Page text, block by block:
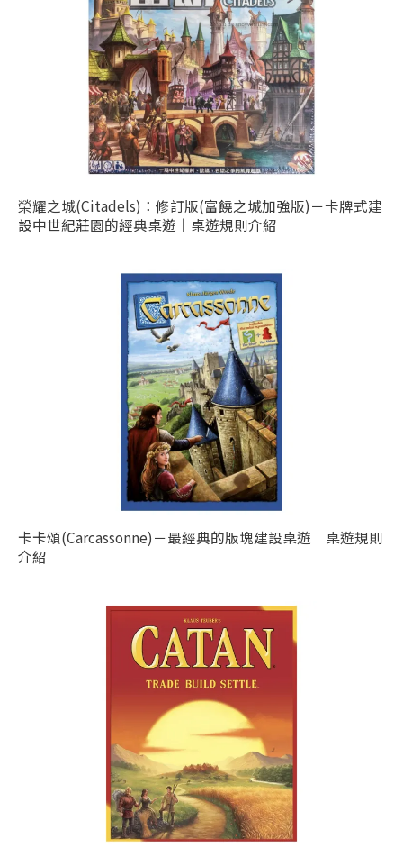
榮耀之城(Citadels)：修訂版(富饒之城加強版)－卡牌式建
設中世紀莊園的經典桌遊｜桌遊規則介紹
卡卡頌(Carcassonne)－最經典的版塊建設桌遊｜桌遊規則
介紹